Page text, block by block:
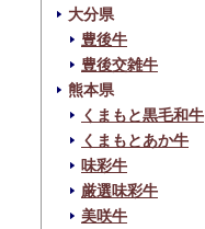
大分県
豊後牛
豊後交雑牛
熊本県
くまもと黒毛和牛
くまもとあか牛
味彩牛
厳選味彩牛
美咲牛